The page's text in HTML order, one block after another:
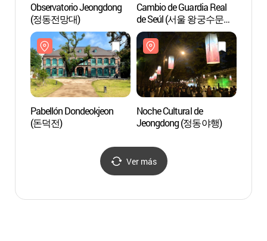
Observatorio Jeongdong
(정동전망대)
Cambio de Guardia Real
de Seúl (서울 왕궁수문장
교대의식)
Pabellón Dondeokjeon
(돈덕전)
Noche Cultural de
Jeongdong (정동야행)
Ver más